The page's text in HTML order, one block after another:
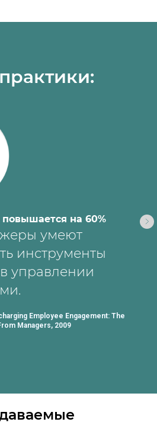
повышается на 60%
умеют
инструменты
управлении
Employee Engagement: The
Managers, 2009